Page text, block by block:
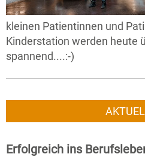
kleinen Patientinnen und
Kinderstation werden heute
spannend....:-)
Erfolgreich ins